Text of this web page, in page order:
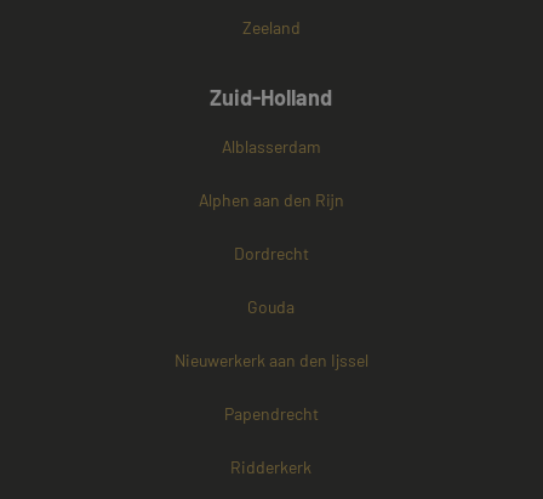
Zeeland
Zuid-Holland
Alblasserdam
Alphen aan den Rijn
Dordrecht
Gouda
Nieuwerkerk aan den Ijssel
Papendrecht
Ridderkerk